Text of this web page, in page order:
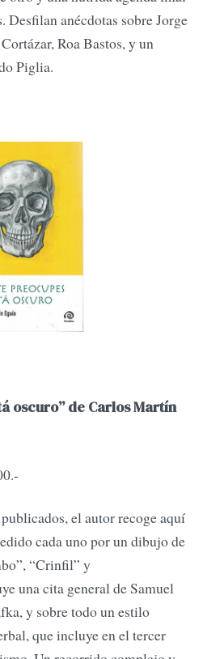
Desfilan anécdotas sobre Jorge
Roa Bastos, y un
Piglia.
oscuro” de Carlos Martín
el autor recoge aquí
cada uno por un dibujo de
“Crinfil” y
una cita general de Samuel
y sobre todo un estilo
que incluye en el tercer